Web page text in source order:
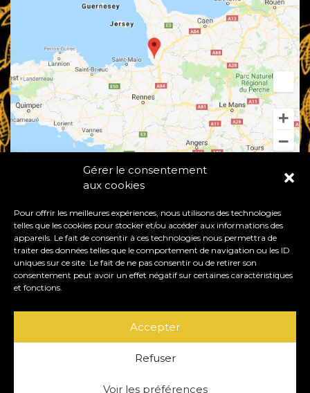
Gérer le consentement
aux cookies
Pour offrir les meilleures expériences, nous utilisons des technologies
telles que les cookies pour stocker et/ou accéder aux informations des
appareils. Le fait de consentir à ces technologies nous permettra de
traiter des données telles que le comportement de navigation ou les ID
uniques sur ce site. Le fait de ne pas consentir ou de retirer son
consentement peut avoir un effet négatif sur certaines caractéristiques
et fonctions.
Accepter
Refuser
Voir les préférences
50530 BACILLY - FRANCE
contact@chateaudechantore.com